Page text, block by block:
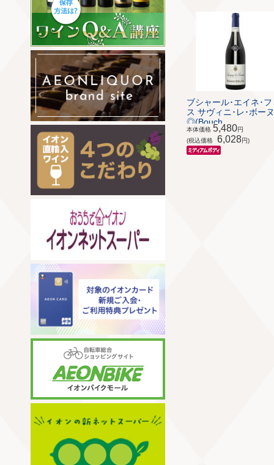
ブシャール･エイネ･フ
ス サヴィニ･レ･ボーヌ
◎(Bouch...
本体価格 5,480円
(税込価格
6,028円)